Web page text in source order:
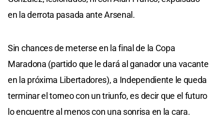
en la derrota pasada ante Arsenal.
Sin chances de meterse en la final de la Copa
Maradona (partido que le dará al ganador una vacante
en la próxima Libertadores), a Independiente le queda
terminar el torneo con un triunfo, es decir que el futuro
lo encuentre al menos con una sonrisa en la cara.